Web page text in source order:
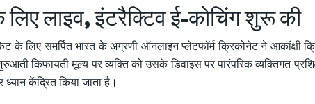
लाइव, इंटरैक्टिव ई-कोचिंग शुरू की
के लिए समर्पित भारत के अग्रणी ऑनलाइन प्लेटफॉर्म क्रिकोनेट ने आकांक्षी
किफायती मूल्य पर व्यक्ति को उसके डिवाइस पर पारंपरिक व्यक्तिगत
केंद्रित किया जाता है।